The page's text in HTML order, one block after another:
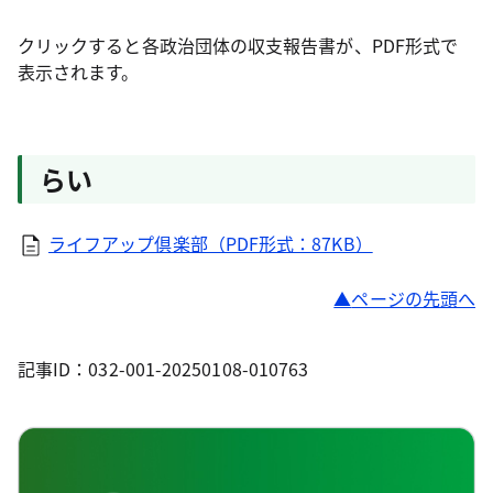
クリックすると各政治団体の収支報告書が、PDF形式で
表示されます。
らい
ライフアップ倶楽部（PDF形式：87KB）
ページの先頭へ
記事ID：032-001-20250108-010763